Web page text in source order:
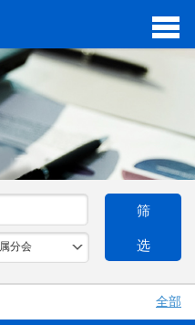
筛
选
分会
全部